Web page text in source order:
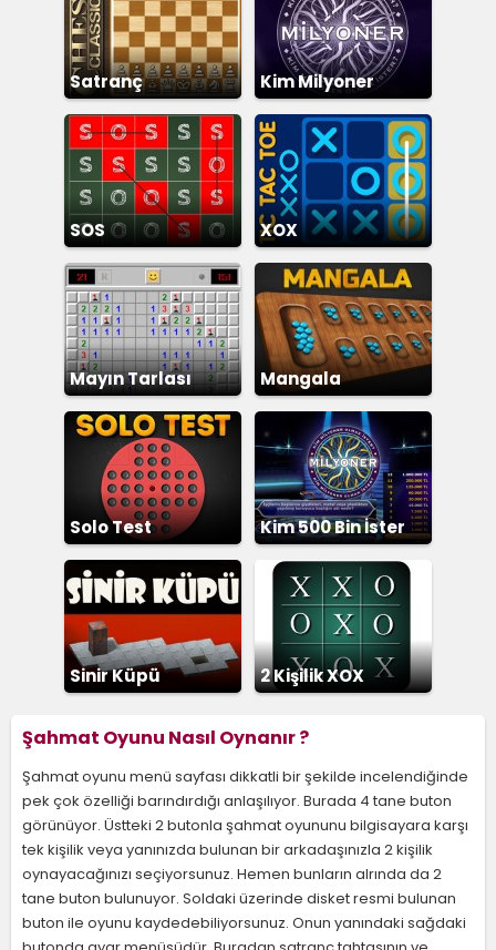
Satranç
Kim Milyoner
Olmak İster
SOS XOX
Mayın Tarlası Mangala
Solo Test Kim 500 Bin İster
Sinir Küpü 2 Kişilik XOX
Şahmat Oyunu Nasıl Oynanır ?
Şahmat oyunu menü sayfası dikkatli bir şekilde incelendiğinde
pek çok özelliği barındırdığı anlaşılıyor. Burada 4 tane buton
görünüyor. Üstteki 2 butonla şahmat oyununu bilgisayara karşı
tek kişilik veya yanınızda bulunan bir arkadaşınızla 2 kişilik
oynayacağınızı seçiyorsunuz. Hemen bunların alrında da 2
tane buton bulunuyor. Soldaki üzerinde disket resmi bulunan
buton ile oyunu kaydedebiliyorsunuz. Onun yanındaki sağdaki